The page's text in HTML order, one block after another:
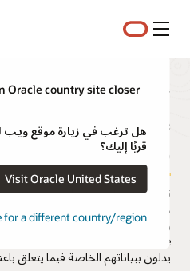
القائمة
Oracle country site closer
قربًا إليك؟
Visit Oracle United States
for a different country/region
والتوافق
تحتوي هذه الصفحة على مصفوفة تحقق
لأدوات وتطبيقات الجهات الخارجية. ما
والتطبيقات المدرجة في الجدول
يدلون ببياناتهم الخاصة فيما يتعلق